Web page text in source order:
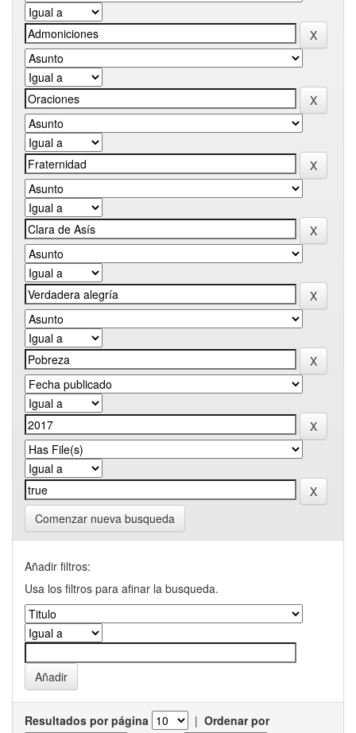
Comenzar nueva busqueda
Añadir filtros:
Usa los filtros para afinar la busqueda.
Resultados por página | Ordenar por